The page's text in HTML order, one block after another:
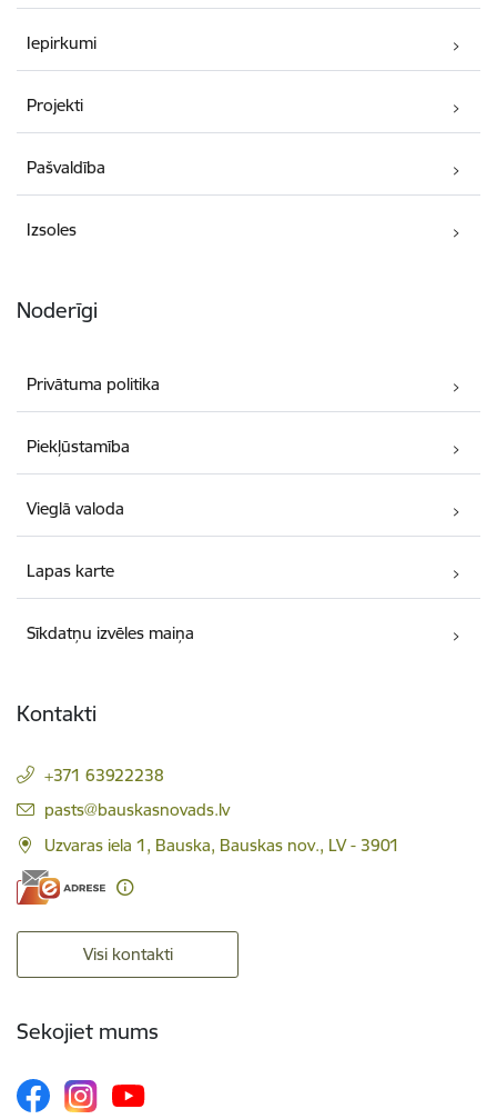
Iepirkumi
Projekti
Pašvaldība
Izsoles
Noderīgi
Privātuma politika
Piekļūstamība
Vieglā valoda
Lapas karte
Sīkdatņu izvēles maiņa
Kontakti
+371 63922238
E-pasts:
pasts@bauskasnovads.lv
Uzvaras iela 1, Bauska, Bauskas nov., LV - 3901
Visi kontakti
Sekojiet mums